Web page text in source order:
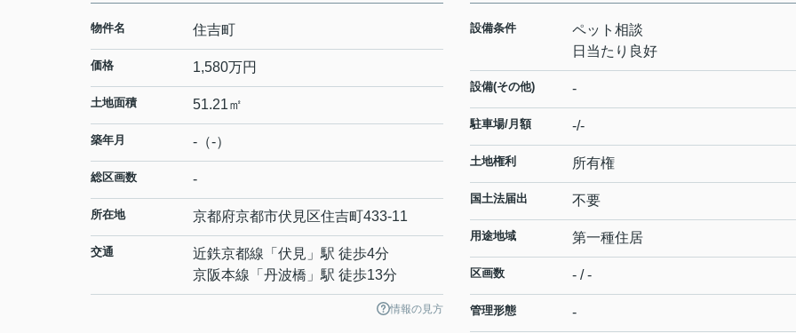
物件名 住吉町
価格 1,580万円
土地面積 51.21㎡
築年月 -（-）
総区画数 -
所在地 京都府京都市伏見区住吉町433-11
交通 近鉄京都線 「 伏見 」駅 徒歩4分
京阪本線 「 丹波橋 」駅 徒歩13分
情報の見方
設備条件
ペット相談
日当たり良好
設備(その他) -
駐車場/月額 -/-
土地権利 所有権
国土法届出 不要
用途地域 第一種住居
区画数 - / -
管理形態 -